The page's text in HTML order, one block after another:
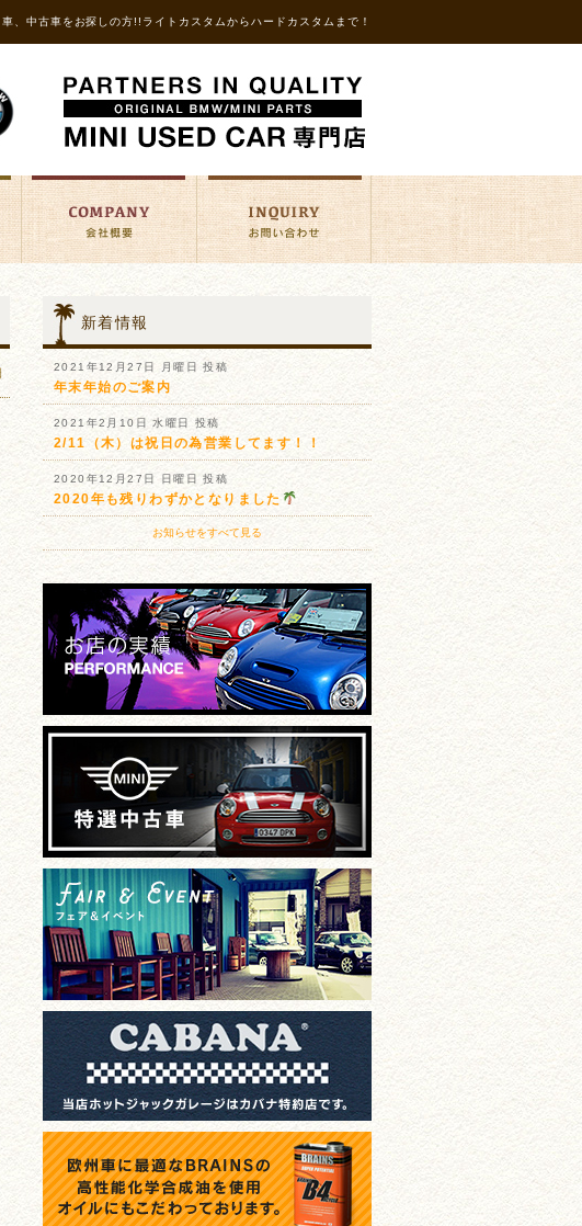
、中古車をお探しの方!!ライトカスタムからハードカスタムまで！
新着情報
2021年12月27日 月曜日 投稿
年末年始のご案内
2021年2月10日 水曜日 投稿
2/11（木）は祝日の為営業してます！！
2020年12月27日 日曜日 投稿
2020年も残りわずかとなりました
お知らせをすべて見る